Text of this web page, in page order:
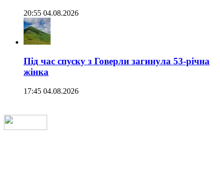
20:55 04.08.2026
Під час спуску з Говерли загинула 53-річна
жінка
17:45 04.08.2026